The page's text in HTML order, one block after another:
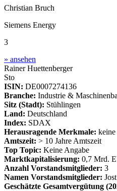
Christian Bruch
Siemens Energy
3
» ansehen
Rainer Huettenberger
Sto
ISIN: DE0007274136
Branche: Industrie &
Sitz (Stadt): Stühlingen
Land: Deutschland
Index: SDAX
Herausragende Merkmale: keine
Amtszeit: > 10 Jahre Amtszeit
Top Topic: Keine Angabe
Marktkapitalisierung: 0,7 Mrd.
Anzahl Vorstandsmitglieder: 3
Namen Vorstandsmitglieder:
Geschätzte Gesamtvergütung